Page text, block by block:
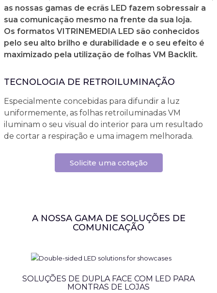
as nossas gamas de ecrãs LED fazem sobressair a
sua comunicação mesmo na frente da sua loja.
Os formatos VITRINEMEDIA LED são conhecidos
pelo seu alto brilho e durabilidade e o seu efeito é
maximizado pela utilização de folhas VM Backlit.
TECNOLOGIA DE RETROILUMINAÇÃO
Especialmente concebidas para difundir a luz
uniformemente, as folhas retroiluminadas VM
iluminam o seu visual do interior para um resultado
de cortar a respiração e uma imagem melhorada.
Solicite uma cotação
A NOSSA GAMA DE SOLUÇÕES DE
COMUNICAÇÃO
SOLUÇÕES DE DUPLA FACE COM LED PARA
MONTRAS DE LOJAS